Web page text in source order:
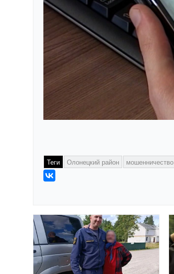
Теги Олонецкий район мошенничество